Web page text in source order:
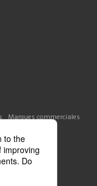
Marques commerciales